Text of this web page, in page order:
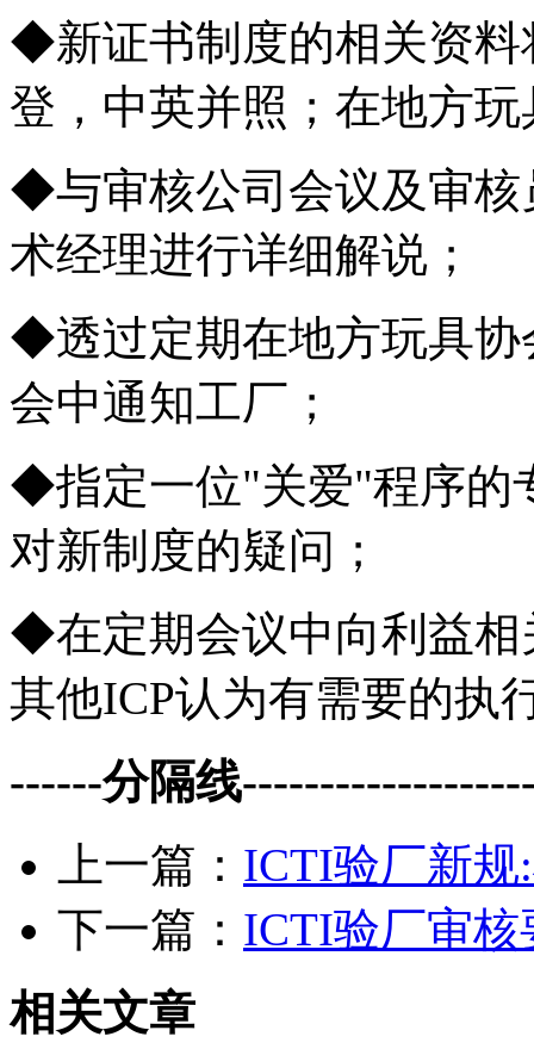
◆新证书制度的相关资料
登，中英并照；在地方
◆与审核公司会议及审核
术经理进行详细解说；
◆透过定期在地方玩具协
会中通知工厂；
◆指定一位"关爱"程序的
对新制度的疑问；
◆在定期会议中向利益相
其他ICP认为有需要的执
------分隔线
上一篇： ICTI验厂新
下一篇： ICTI验厂审核
相关文章